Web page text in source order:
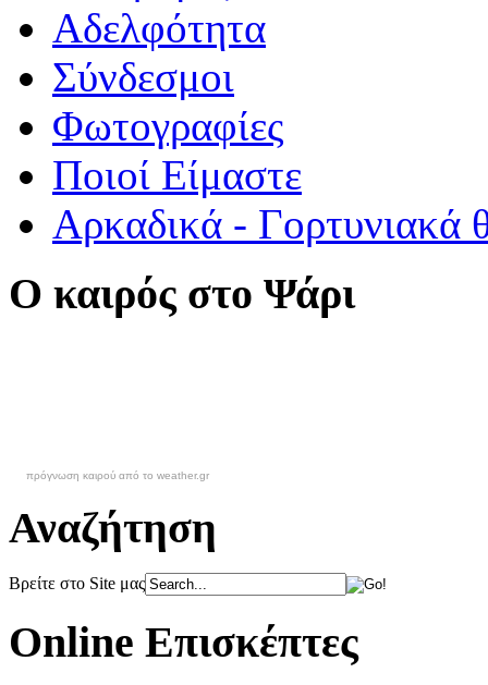
Αδελφότητα
Σύνδεσμοι
Φωτογραφίες
Ποιοί Είμαστε
Αρκαδικά - Γορτυνιακά
Ο καιρός στο Ψάρι
πρόγνωση καιρού από το weather.gr
Αναζήτηση
Βρείτε στο Site μας
Online Επισκέπτες